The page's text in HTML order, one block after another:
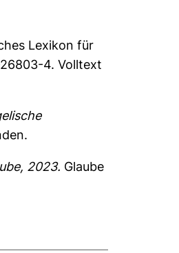
Lexikon für
4. Volltext
2023. Glaube